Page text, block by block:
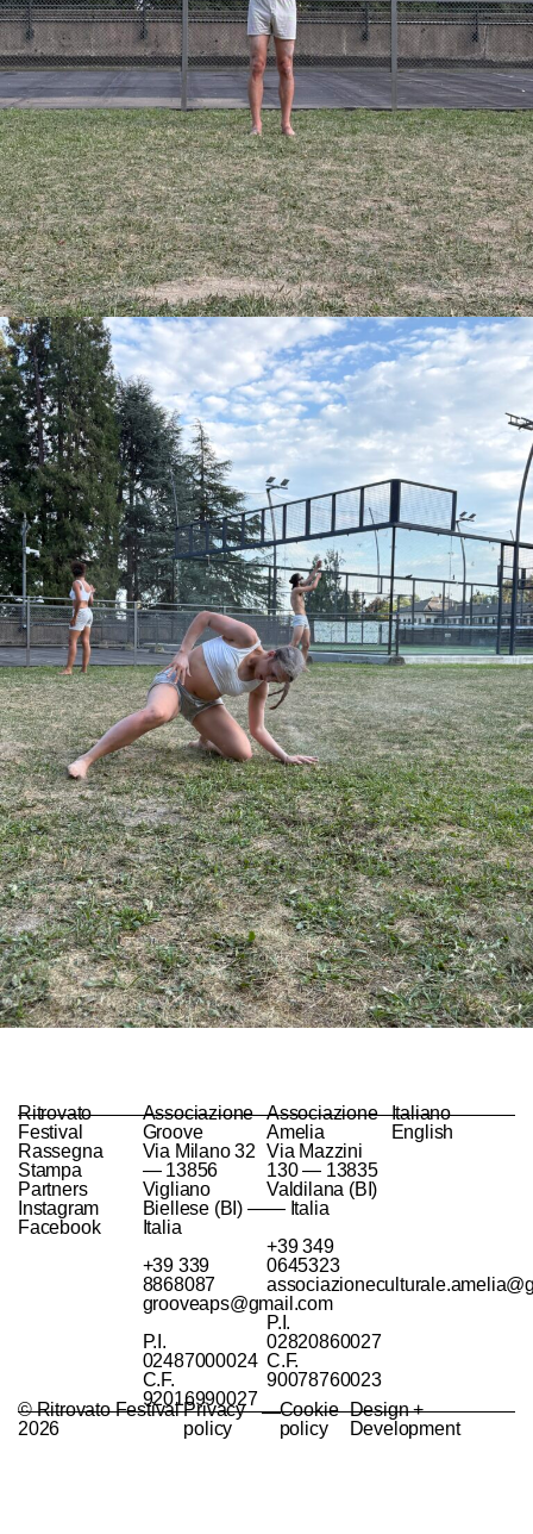
Ritrovato
Festival
Rassegna
Stampa
Partners
Instagram
Facebook
Associazione
Groove
Via Milano 32
— 13856
Vigliano
Biellese (BI) —
Italia
+39 339
8868087
grooveaps@gmail.com
P.I.
02487000024
C.F.
92016990027
Associazione
Amelia
Via Mazzini
130 — 13835
Valdilana (BI)
— Italia
+39 349
0645323
P.I.
02820860027
C.F.
90078760023
Italiano
English
© Ritrovato Festival
2026
Privacy
policy
—Cookie
policy
Design +
Development